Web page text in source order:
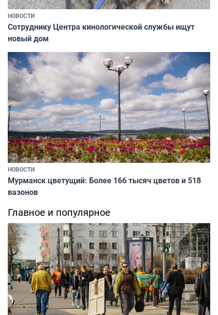
НОВОСТИ
Сотруднику Центра кинологической службы ищут
новый дом
НОВОСТИ
Мурманск цветущий: Более 166 тысяч цветов и 518
вазонов
Главное и популярное